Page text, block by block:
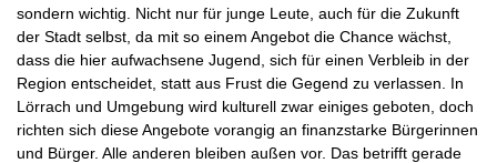
sondern wichtig. Nicht nur für junge Leute, auch für die Zukunft
der Stadt selbst, da mit so einem Angebot die Chance wächst,
dass die hier aufwachsene Jugend, sich für einen Verbleib in der
Region entscheidet, statt aus Frust die Gegend zu verlassen. In
Lörrach und Umgebung wird kulturell zwar einiges geboten, doch
richten sich diese Angebote vorangig an finanzstarke Bürgerinnen
und Bürger. Alle anderen bleiben außen vor. Das betrifft gerade